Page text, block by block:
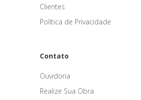
Clientes
Política de Privacidade
Contato
Ouvidoria
Realize Sua Obra